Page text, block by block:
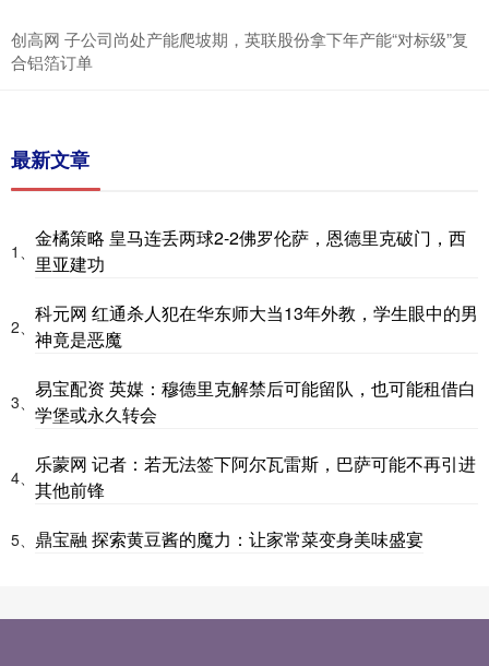
创高网 子公司尚处产能爬坡期，英联股份拿下年产能“对标级”复
合铝箔订单
最新文章
1、
金橘策略 皇马连丢两球2-2佛罗伦萨，恩德里克破门，西
里亚建功
2、
科元网 红通杀人犯在华东师大当13年外教，学生眼中的男
神竟是恶魔
3、
易宝配资 英媒：穆德里克解禁后可能留队，也可能租借白
学堡或永久转会
4、
乐蒙网 记者：若无法签下阿尔瓦雷斯，巴萨可能不再引进
其他前锋
5、 鼎宝融 探索黄豆酱的魔力：让家常菜变身美味盛宴